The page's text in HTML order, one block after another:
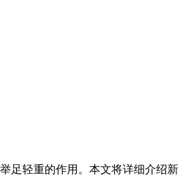
足轻重的作用。本文将详细介绍新